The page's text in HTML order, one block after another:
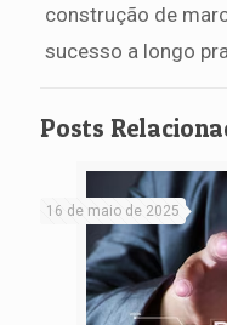
construção de
sucesso a longo
Posts
16 de maio de 2025